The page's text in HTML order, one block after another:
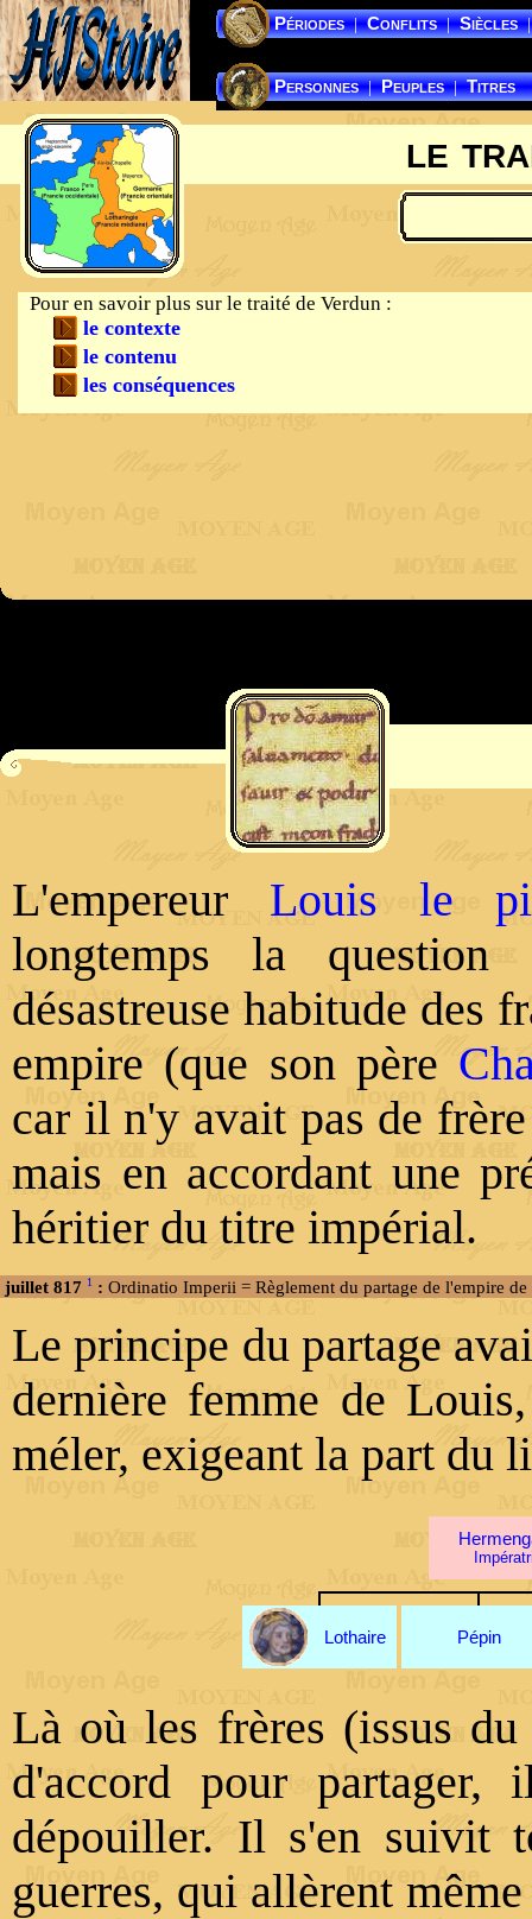
Périodes | Conflits | Siècles |
Personnes | Peuples | Titres
le
Pour en savoir plus sur le traité de Verdun :
le contexte
le contenu
les conséquences
L'empereur Louis le
longtemps la
désastreuse habitude des
empire (que son père
car il n'y avait pas de
mais en accordant une
héritier du titre impérial.
juillet 817 1 : Ordinatio Imperii = Règlement du partage de l'empire de
Le principe du partage
dernière femme de
méler, exigeant la part du
Lothaire Pépin
Là où les frères (issus
d'accord pour
dépouiller. Il s'en suivit
guerres, qui allèrent